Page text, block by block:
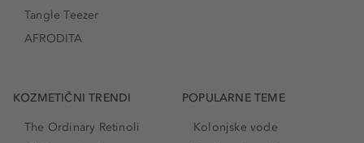
Tangle Teezer
AFRODITA
KOZMETIČNI TRENDI
The Ordinary Retinoli
POPULARNE TEME
Kolonjske vode